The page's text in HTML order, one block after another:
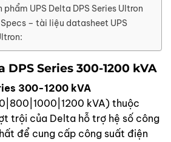
UPS Delta DPS Series Ultron
– tài liệu datasheet UPS
DPS Series 300-1200 kVA
300-1200 kVA
kVA) thuộc
trội của Delta hỗ trợ hệ số công
để cung cấp công suất điện